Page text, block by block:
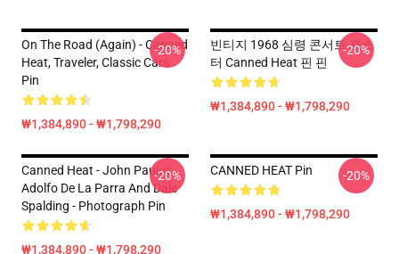
On The Road (again) - Canned
Heat, Traveler, Classic Cars
Pin
₩1,384,890 - ₩1,798,290
-20%
빈티지 1968 심령 콘서트 포스
터 Canned Heat 핀 핀
₩1,384,890 - ₩1,798,290
-20%
Canned Heat - John Paulus,
Adolfo De La Parra And Dale
Spalding - Photograph Pin
₩1,384,890 - ₩1,798,290
-20% CANNED HEAT Pin
₩1,384,890 - ₩1,798,290
-20%